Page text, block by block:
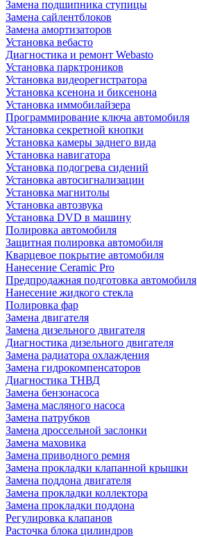
Замена подшипника ступицы
Замена сайлентблоков
Замена амортизаторов
Установка вебасто
Диагностика и ремонт Webasto
Установка парктроников
Установка видеорегистратора
Установка ксенона и биксенона
Установка иммобилайзера
Программирование ключа автомобиля
Установка секретной кнопки
Установка камеры заднего вида
Установка навигатора
Установка подогрева сидений
Установка автосигнализации
Установка магнитолы
Установка автозвука
Установка DVD в машину
Полировка автомобиля
Защитная полировка автомобиля
Кварцевое покрытие автомобиля
Нанесение Ceramic Pro
Предпродажная подготовка автомобиля
Нанесение жидкого стекла
Полировка фар
Замена двигателя
Замена дизельного двигателя
Диагностика дизельного двигателя
Замена радиатора охлаждения
Замена гидрокомпенсаторов
Диагностика ТНВД
Замена бензонасоса
Замена масляного насоса
Замена патрубков
Замена дроссельной заслонки
Замена маховика
Замена приводного ремня
Замена прокладки клапанной крышки
Замена поддона двигателя
Замена прокладки коллектора
Замена прокладки поддона
Регулировка клапанов
Расточка блока цилиндров